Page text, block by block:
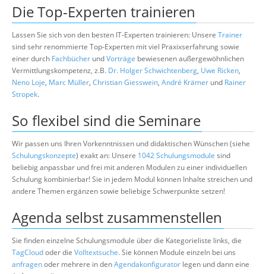
Die Top-Experten trainieren
Lassen Sie sich von den besten IT-Experten trainieren: Unsere Trainer
sind sehr renommierte Top-Experten mit viel Praxixserfahrung sowie
einer durch Fachbücher undVorträge bewiesenen außergewöhnlichen
Vermittlungskompetenz, z.B. Dr. Holger Schwichtenberg, Uwe Ricken,
Neno Loje, Marc Müller, Christian Giesswein, André Krämer und Rainer
Stropek.
So flexibel sind die Seminare
Wir passen uns Ihren Vorkenntnissen und didaktischen Wünschen (siehe
Schulungskonzepte) exakt an: Unsere 1042 Schulungsmodule sind
beliebig anpassbar und frei mit anderen Modulen zu einer individuellen
Schulung kombinierbar! Sie in jedem Modul können Inhalte streichen und
andere Themen ergänzen sowie beliebige Schwerpunkte setzen!
Agenda selbst zusammenstellen
Sie finden einzelne Schulungsmodule über die Kategorieliste links, die
TagCloudoder die Volltextsuche. Sie können Module einzeln bei uns
anfragenoder mehrere in denAgendakonfigurator legen und dann eine